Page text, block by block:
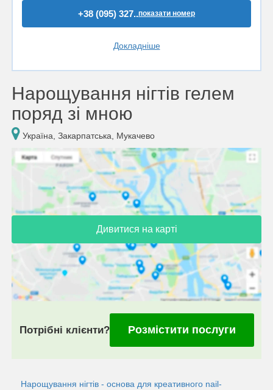
+38 (095) 327..показати номер
Докладніше
Нарощування нігтів гелем
поряд зі мною
Україна, Закарпатська, Мукачево
Дивитися на карті
Потрібні клієнти? Розмістити послуги
Нарощування нігтів - основа для креативного nail-